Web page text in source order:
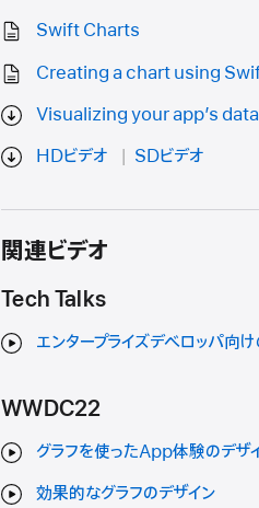
Swift Charts
Creating a chart using
Visualizing your app’s data
HDビデオ
SDビデオ
関連ビデオ
Tech Talks
エンタープライズデベロッパ向
WWDC22
グラフを使ったApp体験のデザ
効果的なグラフのデザイン